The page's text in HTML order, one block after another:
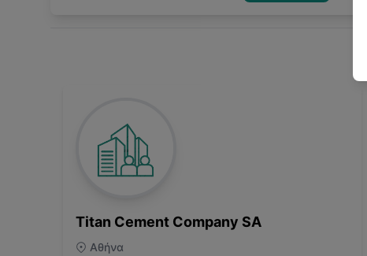
Titan Cement Company SA
Αθήνα